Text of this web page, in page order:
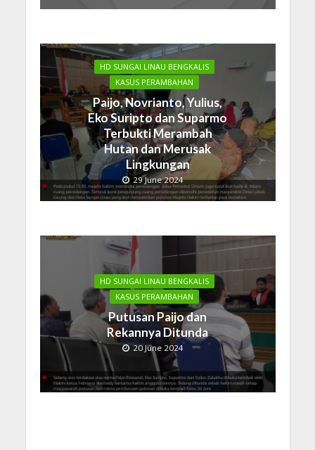
HD SUNGAI LINAU BENGKALIS
KASUS PERAMBAHAN
Paijo, Novrianto, Yulius,
Eko Suripto dan Suparmo
Terbukti Merambah
Hutan dan Merusak
Lingkungan
29 June 2024
HD SUNGAI LINAU BENGKALIS
KASUS PERAMBAHAN
Putusan Paijo dan
Rekannya Ditunda
20 June 2024